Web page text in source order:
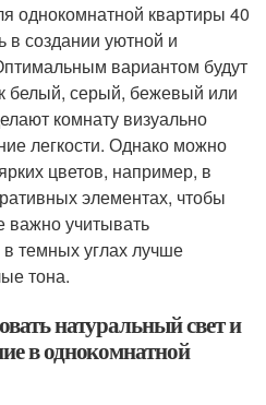
однокомнатной квартиры 40
в создании уютной и
вариантом будут
белый, серый, бежевый или
комнату визуально
легкости. Однако можно
цветов, например, в
элементах, чтобы
важно учитывать
темных углах лучше
тона.
натуральный свет и
в однокомнатной